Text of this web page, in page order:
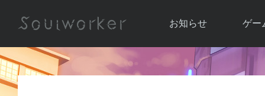
お知らせ
お知らせ一覧
ゲー
ソウ